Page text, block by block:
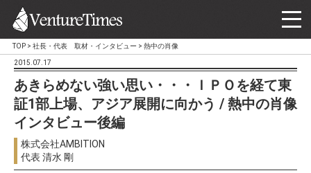
TOP > 社長・代表 取材・インタビュー > 熱中の肖像
2015.07.17
あきらめない強い思い・・・ＩＰＯを経て東
証1部上場、アジア展開に向かう / 熱中の肖像
インタビュー後編
株式会社AMBITION
代表 清水 剛